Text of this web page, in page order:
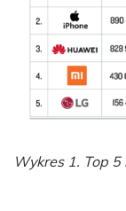
Wykres 1. Top